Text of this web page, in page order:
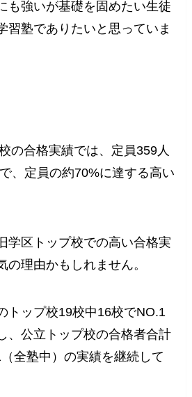
も強いが基礎を固めたい生徒
習塾でありたいと思っていま
の合格実績では、定員359人
、定員の約70%に達する高い
学区トップ校での高い合格実
の理由かもしれません。
トップ校19校中16校でNO.1
、公立トップ校の合格者合計
全塾中）の実績を継続して